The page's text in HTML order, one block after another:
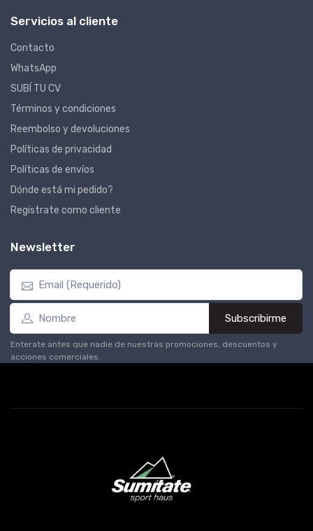
Servicios al cliente
Contacto
WhatsApp
SUBÍ TU CV
Términos y condiciones
Reembolso y devoluciones
Políticas de privacidad
Políticas de envíos
Dónde está mi pedido?
Registrate como cliente
Newsletter
Subscribirme
Enterate antes que nadie de nuestras promociones, descuentos y
acciones comerciales.